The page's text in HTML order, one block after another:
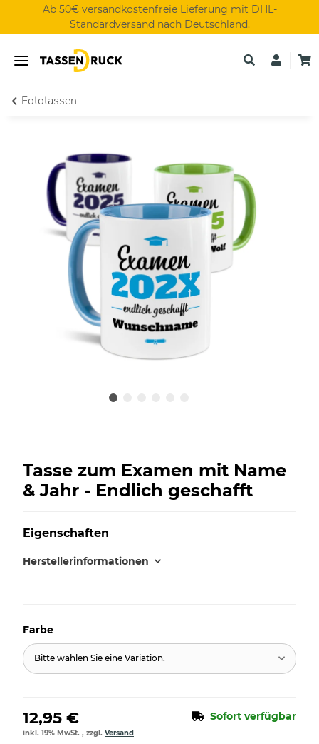
Ab 50€ versandkostenfreie Lieferung mit DHL-
Standardversand nach Deutschland.
Fototassen
Tasse zum Examen mit Name
& Jahr - Endlich geschafft
Eigenschaften
Herstellerinformationen
Farbe
Bitte wählen Sie eine Variation.
12,95 € Sofort verfügbar
inkl. 19% MwSt. , zzgl. Versand